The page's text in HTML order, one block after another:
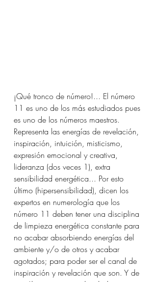
¡Qué tronco de número!... El número
11 es uno de los más estudiados pues
es uno de los números maestros.
Representa las energías de revelación,
inspiración, intuición, misticismo,
expresión emocional y creativa,
lideranza (dos veces 1), extra
sensibilidad energética... Por esto
último (hipersensibilidad), dicen los
expertos en numerología que los
número 11 deben tener una disciplina
de limpieza energética constante para
no acabar absorbiendo energías del
ambiente y/o de otros y acabar
agotados; para poder ser el canal de
inspiración y revelación que son. Y de